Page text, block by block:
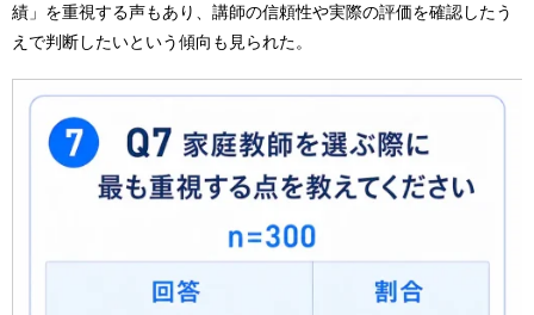
績」を重視する声もあり、講師の信頼性や実際の評価を確認したう
えで判断したいという傾向も見られた。